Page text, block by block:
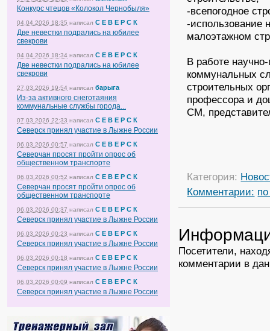
Конкурс чтецов «Колокол Чернобыля»
04.04.2026 18:35 написал С Е В Е Р С К
Две невестки подрались на юбилее
свекрови
04.04.2026 18:34 написал С Е В Е Р С К
Две невестки подрались на юбилее
свекрови
27.03.2026 19:54 написал барыга
Из-за активного снеготаяния
коммунальные службы города...
07.03.2026 22:33 написал С Е В Е Р С К
Северск принял участие в Лыжне России
06.03.2026 00:57 написал С Е В Е Р С К
Северчан просят пройти опрос об
общественном транспорте
06.03.2026 00:52 написал С Е В Е Р С К
Северчан просят пройти опрос об
общественном транспорте
06.03.2026 00:37 написал С Е В Е Р С К
Северск принял участие в Лыжне России
06.03.2026 00:23 написал С Е В Е Р С К
Северск принял участие в Лыжне России
06.03.2026 00:18 написал С Е В Е Р С К
Северск принял участие в Лыжне России
06.03.2026 00:09 написал С Е В Е Р С К
Северск принял участие в Лыжне России
-всепогодное
-использование
малоэтажном
В работе
коммунальных
строительных
профессора и
СМ,
Категория:
Комментарии:
Посетители,
комментарии в